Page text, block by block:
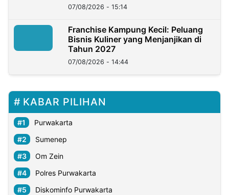
07/08/2026 - 15:14
Franchise Kampung Kecil: Peluang
Bisnis Kuliner yang Menjanjikan di
Tahun 2027
07/08/2026 - 14:44
KABAR PILIHAN
Purwakarta
Sumenep
Om Zein
Polres Purwakarta
Diskominfo Purwakarta